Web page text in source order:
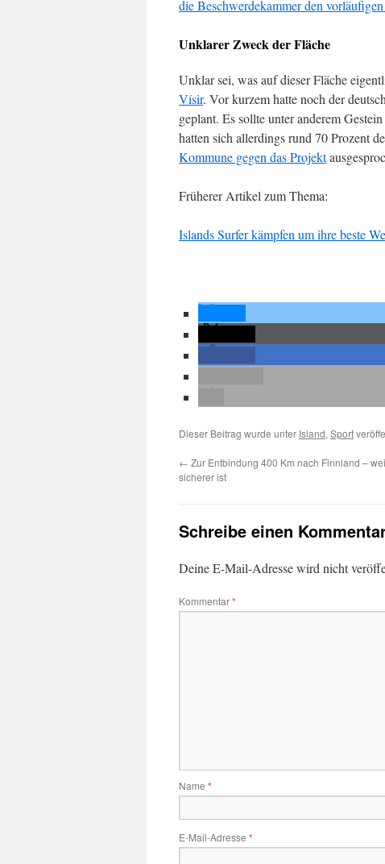
die Beschwerdekammer den
Unklarer Zweck der Fläche
Unklar sei, was auf dieser Fläche
Vísir. Vor kurzem hatte noch der
geplant. Es sollte unter anderem
hatten sich allerdings rund 70 Prozent
Kommune gegen das Projekt
Früherer Artikel zum Thema:
Islands Surfer kämpfen um ihre beste
Dieser Beitrag wurde unter Island, Sport
← Zur Entbindung 400 Km nach Finnland –
sicherer ist
Schreibe einen
Deine E-Mail-Adresse wird nicht
Kommentar*
Name *
E-Mail-Adresse *